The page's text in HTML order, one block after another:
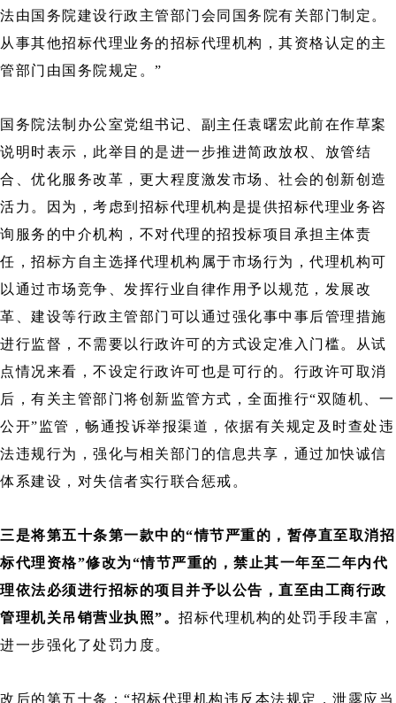
法由国务院建设行政主管部门会同国务院有关部门制定。
从事其他招标代理业务的招标代理机构，其资格认定的主
管部门由国务院规定。”
国务院法制办公室党组书记、副主任袁曙宏此前在作草案
说明时表示，此举目的是进一步推进简政放权、放管结
合、优化服务改革，更大程度激发市场、社会的创新创造
活力。因为，考虑到招标代理机构是提供招标代理业务咨
询服务的中介机构，不对代理的招投标项目承担主体责
任，招标方自主选择代理机构属于市场行为，代理机构可
以通过市场竞争、发挥行业自律作用予以规范，发展改
革、建设等行政主管部门可以通过强化事中事后管理措施
进行监督，不需要以行政许可的方式设定准入门槛。从试
点情况来看，不设定行政许可也是可行的。行政许可取消
后，有关主管部门将创新监管方式，全面推行“双随机、一
公开”监管，畅通投诉举报渠道，依据有关规定及时查处违
法违规行为，强化与相关部门的信息共享，通过加快诚信
体系建设，对失信者实行联合惩戒。
三是将第五十条第一款中的“情节严重的，暂停直至取消招
标代理资格”修改为“情节严重的，禁止其一年至二年内代
理依法必须进行招标的项目并予以公告，直至由工商行政
管理机关吊销营业执照”。 招标代理机构的处罚手段丰富，
进一步强化了处罚力度。
改后的第五十条：“招标代理机构违反本法规定，泄露应当